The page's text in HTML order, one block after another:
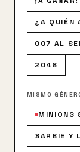
y un trío de
¿A QUIÉN
007 AL
2046
MISMO
MINIONS
BARBIE Y